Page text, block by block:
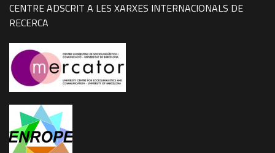
CENTRE ADSCRIT A LES XARXES INTERNACIONALS DE
RECERCA